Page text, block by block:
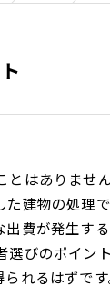
はありませ
建物の処理
費が発生す
びのポイン
れるはずです